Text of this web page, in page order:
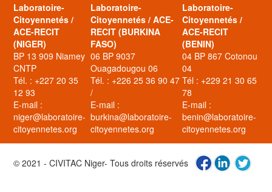
Laboratoire-
Citoyennetés /
ACE-RECIT
(NIGER)
BP 13 909 Niamey
CNTP
Tél. : +227 20 35
12 93
E-mail :
niger@laboratoire-
citoyennetes.org
Laboratoire-
Citoyennetés / ACE-
RECIT (BURKINA
FASO)
06 BP 9037
Ouagadougou 06
Tél. : +226 25 36 90 47
/
E-mail :
burkina@laboratoire-
citoyennetes.org
Laboratoire-
Citoyennetés /
ACE-RECIT
(BENIN)
04 BP 867 Cotonou
04
Tél : +229 21 30 65
78
E-mail :
benin@laboratoire-
citoyennetes.org
© 2021 - CIVITAC Niger- Tous droits réservés